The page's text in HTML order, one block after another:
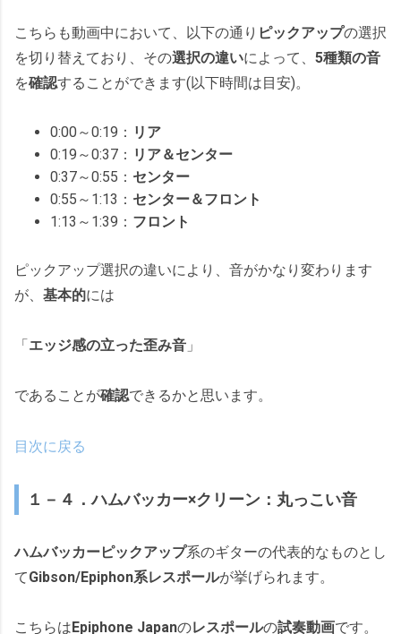
こちらも動画中において、以下の通り ピックアップの選択
を切り替えており、その選択の違いによって、 5種類の音
を確認することができます(以下時間は目安)。
0:00～0:19： リア
0:19～0:37： リア＆センター
0:37～0:55： センター
0:55～1:13： センター＆フロント
1:13～1:39： フロント
ピックアップ選択の違いにより、音がかなり変わります
が、 基本的には
「 エッジ感の立った歪み音 」
であることが確認できるかと思います。
目次に戻る
１－４．ハムバッカー×クリーン：丸っこい音
ハムバッカーピックアップ系のギターの代表的なものとし
てGibson/Epiphon系レスポールが挙げられます。
こちらはEpiphone Japanのレスポールの試奏動画です。